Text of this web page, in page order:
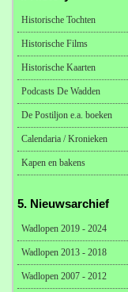
Historische Tochten
Historische Films
Historische Kaarten
Podcasts De Wadden
De Postiljon e.a. boeken
Calendaria / Kronieken
Kapen en bakens
5. Nieuwsarchief
Wadlopen 2019 - 2024
Wadlopen 2013 - 2018
Wadlopen 2007 - 2012